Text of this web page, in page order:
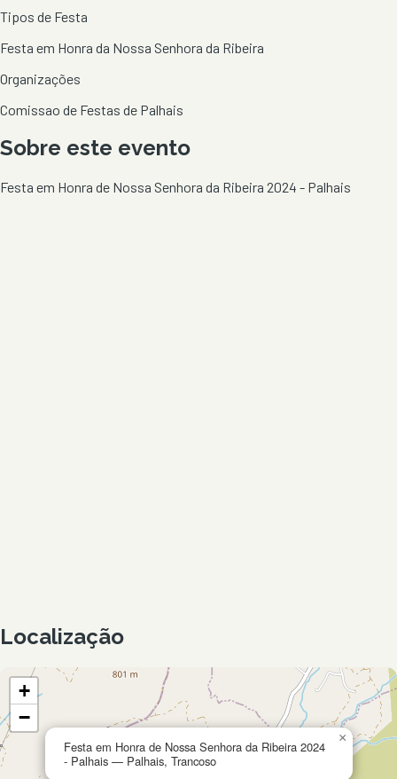
Tipos de Festa
Festa em Honra da Nossa Senhora da Ribeira
Organizações
Comissao de Festas de Palhais
Sobre este evento
Festa em Honra de Nossa Senhora da Ribeira 2024 - Palhais
Localização
Festa em Honra de Nossa Senhora da Ribeira 2024
- Palhais — Palhais, Trancoso
×
+
−